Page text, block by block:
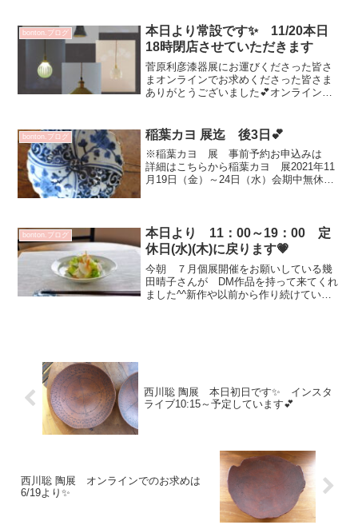
ッドの積極性とイエロー...
bonton.ブログ
本日より常設です✨ 11/20本日
18時閉店させていただきます
菅原利彦漆器展にお運びくださった皆さ
まオンラインでお求めくださった皆さま
ありがとうございました💕オンライン
原さんの笑顔も一緒に(^^)v◆本日18時閉
店とさせて...
bonton.ブログ 稲葉カヨ 展迄 後3日💕
※稲葉カヨ 展 事前予約お申込みは
詳細はこちらから稲葉カヨ 展2021年11
月19日（金）～24日（水）会期中無休
bonton.ブログ
本日より 11：00～19：00 定
休日(水)(木)に戻ります💗
今朝 ７月個展開催をお願いしている幾
田晴子さんが DM作品を持って来てくれ
ました^^新作や以前から作り続けている
西川聡 陶展 本日初日です✨ インスタ
ライブ10:15～予定しています💕
西川聡 陶展 オンラインでのお求めは
6/19より✨